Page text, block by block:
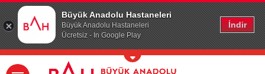
Büyük Anadolu Hastaneleri
Büyük Anadolu Hastaneleri
Ücretsiz - In Google Play
İndir
Ana icerige atla